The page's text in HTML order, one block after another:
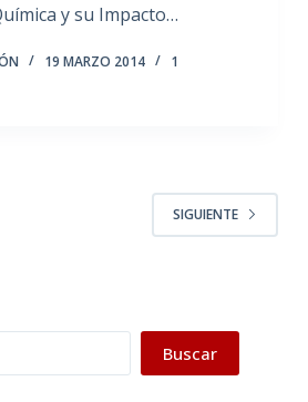
y su Impacto…
19 MARZO 2014
1
SIGUIENTE
Buscar